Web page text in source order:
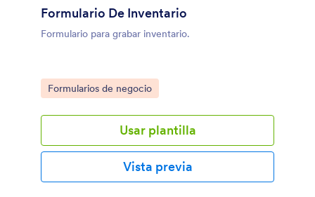
Formulario De Inventario
Formulario para grabar inventario.
Go to Category:
Formularios de negocio
Usar plantilla
Vista previa